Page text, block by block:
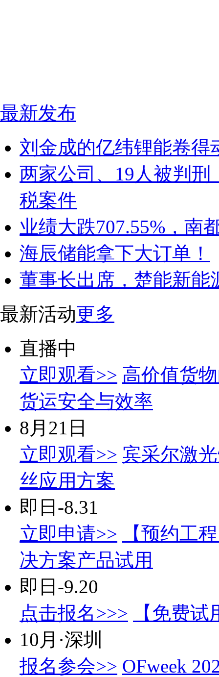
最新发布
刘金成的亿纬锂能卷得
两家公司、19人被判
税案件
业绩大跌707.55%，南
海辰储能拿下大订单！
董事长出席，楚能新能
最新活动更多
直播中
立即观看>> 高价值货
货运安全与效率
8月21日
立即观看>> 宾采尔激
丝应用方案
即日-8.31
立即申请>>
【预约工
决方案产品试用
即日-9.20
点击报名>>>
【免费
10月·深圳
报名参会>> OFweek